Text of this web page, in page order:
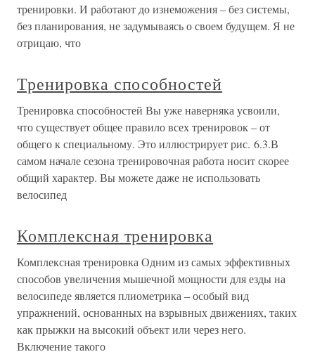
тренировки. И работают до изнеможения – без системы,
без планирования, не задумываясь о своем будущем. Я не
отрицаю, что
Тренировка способностей
Тренировка способностей Вы уже наверняка усвоили,
что существует общее правило всех тренировок – от
общего к специальному. Это иллюстрирует рис. 6.3.В
самом начале сезона тренировочная работа носит скорее
общий характер. Вы можете даже не использовать
велосипед
Комплексная тренировка
Комплексная тренировка Одним из самых эффективных
способов увеличения мышечной мощности для езды на
велосипеде является плиометрика – особый вид
упражнений, основанных на взрывных движениях, таких
как прыжки на высокий объект или через него.
Включение такого